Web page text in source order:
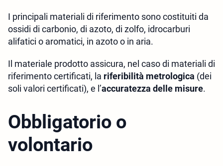
I principali materiali di riferimento sono costituiti da
ossidi di carbonio, di azoto, di zolfo, idrocarburi
alifatici o aromatici, in azoto o in aria.
Il materiale prodotto assicura, nel caso di materiali di
riferimento certificati, la riferibilità metrologica (dei
soli valori certificati), e l’accuratezza delle misure.
Obbligatorio o
volontario